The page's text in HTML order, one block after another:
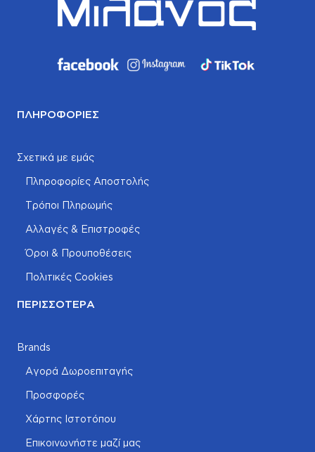
ΠΛΗΡΟΦΟΡΊΕΣ
Σχετικά με εμάς
Πληροφορίες Αποστολής
Τρόποι Πληρωμής
Αλλαγές & Επιστροφές
Όροι & Προυποθέσεις
Πολιτικές Cookies
ΠΕΡΙΣΣΌΤΕΡΑ
Brands
Αγορά Δωροεπιταγής
Προσφορές
Χάρτης Ιστοτόπου
Επικοινωνήστε μαζί μας